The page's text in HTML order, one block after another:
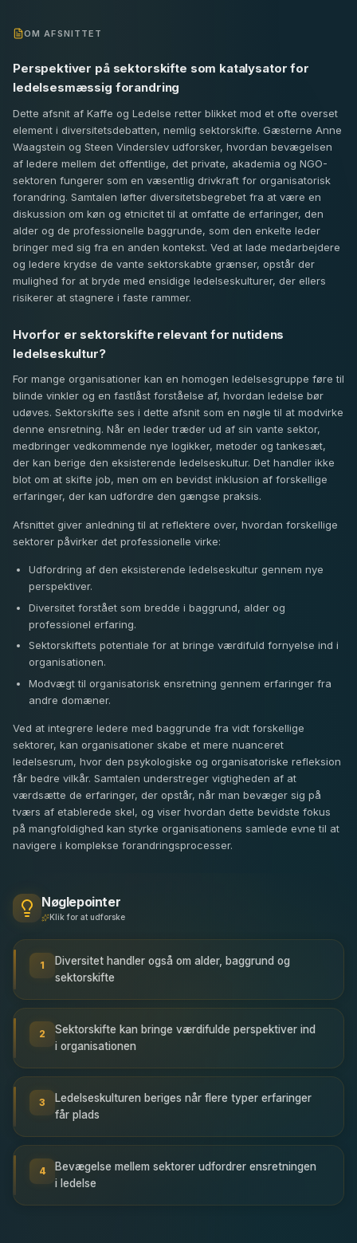
OM AFSNITTET
Perspektiver på sektorskifte som katalysator for
ledelsesmæssig forandring
Dette afsnit af Kaffe og Ledelse retter blikket mod et ofte overset
element i diversitetsdebatten, nemlig sektorskifte. Gæsterne Anne
Waagstein og Steen Vinderslev udforsker, hvordan bevægelsen
af ledere mellem det offentlige, det private, akademia og NGO-
sektoren fungerer som en væsentlig drivkraft for organisatorisk
forandring. Samtalen løfter diversitetsbegrebet fra at være en
diskussion om køn og etnicitet til at omfatte de erfaringer, den
alder og de professionelle baggrunde, som den enkelte leder
bringer med sig fra en anden kontekst. Ved at lade medarbejdere
og ledere krydse de vante sektorskabte grænser, opstår der
mulighed for at bryde med ensidige ledelseskulturer, der ellers
risikerer at stagnere i faste rammer.
Hvorfor er sektorskifte relevant for nutidens
ledelseskultur?
For mange organisationer kan en homogen ledelsesgruppe føre til
blinde vinkler og en fastlåst forståelse af, hvordan ledelse bør
udøves. Sektorskifte ses i dette afsnit som en nøgle til at modvirke
denne ensretning. Når en leder træder ud af sin vante sektor,
medbringer vedkommende nye logikker, metoder og tankesæt,
der kan berige den eksisterende ledelseskultur. Det handler ikke
blot om at skifte job, men om en bevidst inklusion af forskellige
erfaringer, der kan udfordre den gængse praksis.
Afsnittet giver anledning til at reflektere over, hvordan forskellige
sektorer påvirker det professionelle virke:
Udfordring af den eksisterende ledelseskultur gennem nye
perspektiver.
Diversitet forstået som bredde i baggrund, alder og
professionel erfaring.
Sektorskiftets potentiale for at bringe værdifuld fornyelse ind i
organisationen.
Modvægt til organisatorisk ensretning gennem erfaringer fra
andre domæner.
Ved at integrere ledere med baggrunde fra vidt forskellige
sektorer, kan organisationer skabe et mere nuanceret
ledelsesrum, hvor den psykologiske og organisatoriske refleksion
får bedre vilkår. Samtalen understreger vigtigheden af at
værdsætte de erfaringer, der opstår, når man bevæger sig på
tværs af etablerede skel, og viser hvordan dette bevidste fokus
på mangfoldighed kan styrke organisationens samlede evne til at
navigere i komplekse forandringsprocesser.
Nøglepointer
Klik for at udforske
1
Diversitet handler også om alder, baggrund og
sektorskifte
2
Sektorskifte kan bringe værdifulde perspektiver ind
i organisationen
3
Ledelseskulturen beriges når flere typer erfaringer
får plads
4
Bevægelse mellem sektorer udfordrer ensretningen
i ledelse